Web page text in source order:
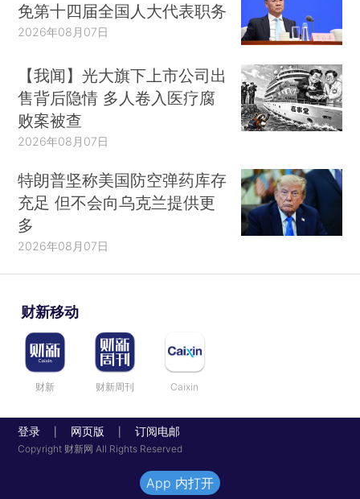
免第十四届全国人大代表职务
2026年08月07日
【我闻】光大旗下上市公司出
售背后隐情 多人卷入医疗腐
败案被查
2026年08月07日
特朗普坚称美国防空弹药库存
充足 但不会向乌克兰提供更
多
2026年08月07日
财新移动
财新 财新周刊 Caixin
登录 网页版 订阅电邮
Copyright 财新网 All Rights Reserved
App 内打开